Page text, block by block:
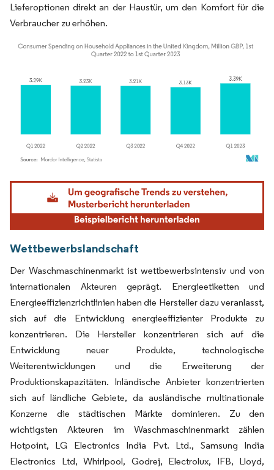
Lieferoptionen direkt an der Haustür, um den Komfort für die
Verbraucher zu erhöhen.
Bild © Mordor Intelligence. Wiederverwendung erfordert Namensnennung gemäß
Wettbewerbslandschaft
Der Waschmaschinenmarkt ist wettbewerbsintensiv und von
internationalen Akteuren geprägt. Energieetiketten und
Energieeffizienzrichtlinien haben die Hersteller dazu veranlasst,
sich auf die Entwicklung energieeffizienter Produkte zu
konzentrieren. Die Hersteller konzentrieren sich auf die
Entwicklung neuer Produkte, technologische
Weiterentwicklungen und die Erweiterung der
Produktionskapazitäten. Inländische Anbieter konzentrierten
sich auf ländliche Gebiete, da ausländische multinationale
Konzerne die städtischen Märkte dominieren. Zu den
wichtigsten Akteuren im Waschmaschinenmarkt zählen
Hotpoint, LG Electronics India Pvt. Ltd., Samsung India
Electronics Ltd, Whirlpool, Godrej, Electrolux, IFB, Lloyd,